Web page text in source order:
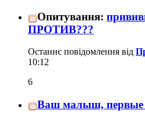
Опитування:
ПРОТИВ???
Останнє повідомлення від
10:12
6
Ваш малыш,